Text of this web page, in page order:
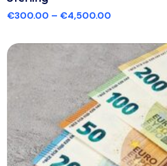
€300.00 – €4,500.00